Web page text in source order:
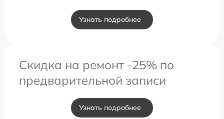
Узнать подробнее
Скидка на ремонт -25% по
предварительной записи
Узнать подробнее